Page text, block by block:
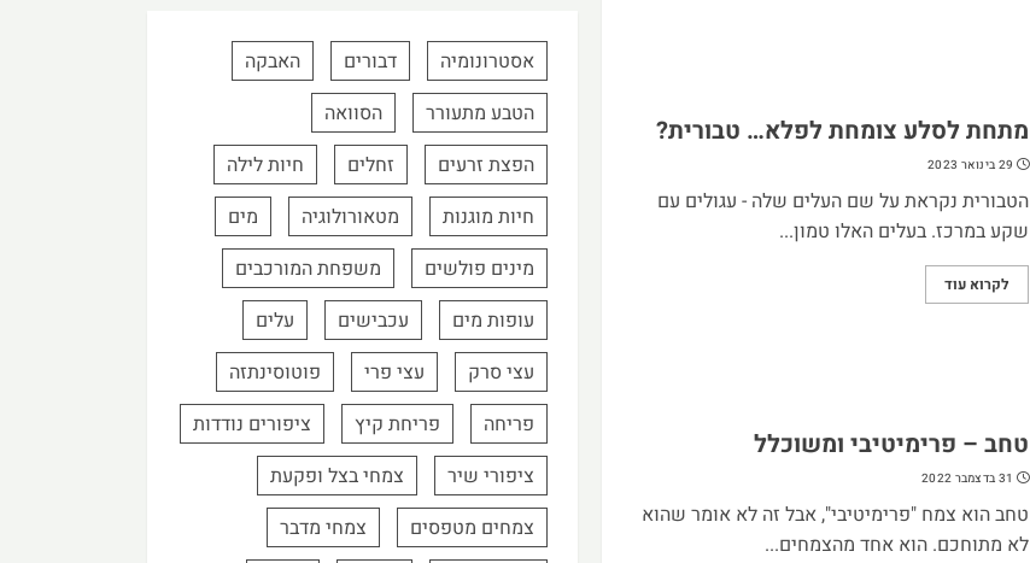
מתחת לסלע צומחת לפלא… טבורית?
29 בינואר 2023
הטבורית נקראת על שם העלים שלה - עגולים עם
שקע במרכז. בעלים האלו טמון...
לקרוא עוד
טחב – פרימיטיבי ומשוכלל
31 בדצמבר 2022
טחב הוא צמח "פרימיטיבי", אבל זה לא אומר שהוא
לא מתוחכם. הוא אחד מהצמחים...
אסטרונומיה דבורים
האבקה
הטבע מתעורר
הסוואה
הפצת זרעים
זחלים
חיות לילה
חיות מוגנות
מטאורולוגיה
מים
מינים פולשים
משפחת המורכבים
עופות מים
עכבישים
עלים
עצי סרק
עצי פרי
פוטוסינתזה
פריחה
פריחת קיץ
ציפורים נודדות
ציפורי שיר
צמחי בצל ופקעת
צמחים מטפסים
צמחי מדבר